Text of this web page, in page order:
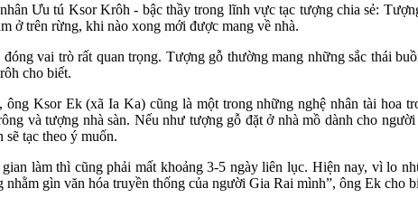
Ưu tú Ksor Krôh - bậc thầy trong lĩnh vực tạc tượng chia sẻ:
ở trên rừng, khi nào xong mới được mang về nhà.
vai trò rất quan trọng. Tượng gỗ thường mang những sắc thái
cho biết.
Ksor Ek (xã Ia Ka) cũng là một trong những nghệ nhân tài hoa
và tượng nhà sàn. Nếu như tượng gỗ đặt ở nhà mồ dành cho
sẽ tạc theo ý muốn.
làm thì cũng phải mất khoảng 3-5 ngày liên lục. Hiện nay, vì lo
gìn văn hóa truyền thống của người Gia Rai mình”, ông Ek cho